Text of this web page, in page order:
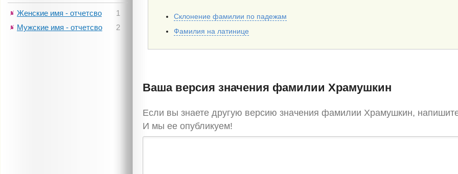
Склонение фамилии по падежам
Фамилия на латинице
Ваша версия значения фамилии Храмушкин
Если вы знаете другую версию значения фамилии Храмушкин,
И мы ее опубликуем!
1
Женские имя - отчетсво
2
Мужские имя - отчетсво